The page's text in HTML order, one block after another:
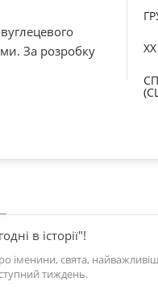
За розробку
в історії"!
іменини, свята,
тиждень.